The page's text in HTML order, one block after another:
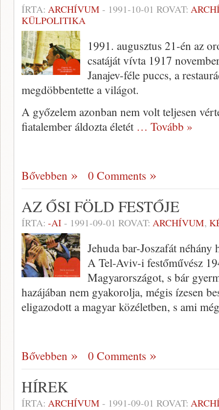
ÍRTA: ARCHÍVUM - 1991-10-01 ROVAT:
KÜLPOLITIKA
1991. augusztus 21-én az
csatáját vívta 1917
Janajev-féle puccs, a
megdöbbentette a világot.
A győzelem azonban nem volt teljesen
fiatalember áldozta életét … Tovább »
Bővebben 0 Comments
AZ ŐSI FÖLD FESTŐJE
ÍRTA: -AI - 1991-09-01 ROVAT: ARCHÍVUM,
Jehuda bar-Joszafát
A Tel-Aviv-i festőművész
Magyarországot, s bár
hazájában nem gyakorolja, mégis ízesen
eligazodott a magyar közéletben, s ami
Bővebben 0 Comments
HÍREK
ÍRTA: ARCHÍVUM - 1991-09-01 ROVAT: